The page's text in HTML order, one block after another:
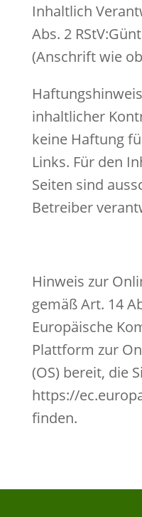
Inhaltlich
Abs. 2
(Anschrift wie
inhaltlicher
keine Haftung
Links. Für den
Seiten sind
Betreiber
Hinweis zur
gemäß Art. 14
Europäische
Plattform zur
(OS) bereit, die
https://
finden.